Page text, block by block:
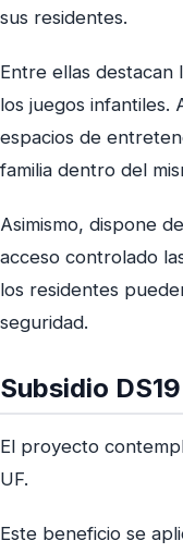
sus residentes.
Entre ellas destacan
los juegos infantiles.
espacios de
familia dentro del
Asimismo, dispone
acceso controlado
los residentes
seguridad.
Subsidio DS19
El proyecto
UF.
Este beneficio se